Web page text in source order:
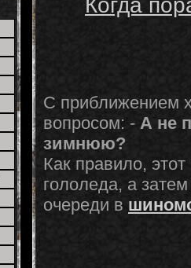
Когда
С приближением
вопросом: - А не
зимнюю?
Как правило,
гололеда, а
очереди в